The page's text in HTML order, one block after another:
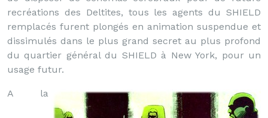
recréations des Deltites, tous les agents du SHIELD
remplacés furent plongés en animation suspendue et
dissimulés dans le plus grand secret au plus profond
du quartier général du SHIELD à New York, pour un
usage futur.
A la